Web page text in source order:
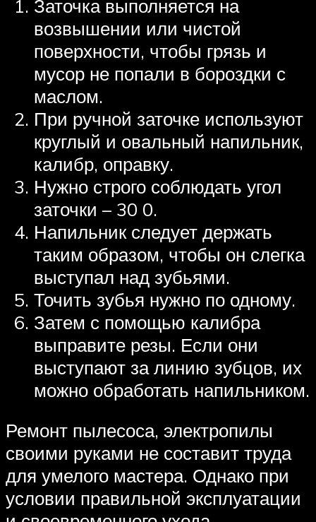
Заточка выполняется на
возвышении или чистой
поверхности, чтобы грязь и
мусор не попали в бороздки с
маслом.
При ручной заточке используют
круглый и овальный напильник,
калибр, оправку.
Нужно строго соблюдать угол
заточки – 30 0.
Напильник следует держать
таким образом, чтобы он слегка
выступал над зубьями.
Точить зубья нужно по одному.
Затем с помощью калибра
выправите резы. Если они
выступают за линию зубцов, их
можно обработать напильником.
Ремонт пылесоса, электропилы
своими руками не составит труда
для умелого мастера. Однако при
условии правильной эксплуатации